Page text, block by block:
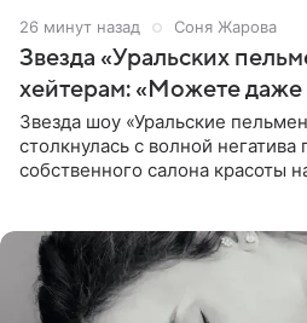
26 минут назад Соня Жарова
Звезда «Уральских
хейтерам: «Можете даже
Звезда шоу «Уральские
столкнулась с волной
собственного салона красоты